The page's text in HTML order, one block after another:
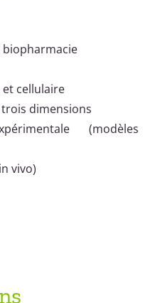
cellulaire
dimensions
(modèles
vivo)